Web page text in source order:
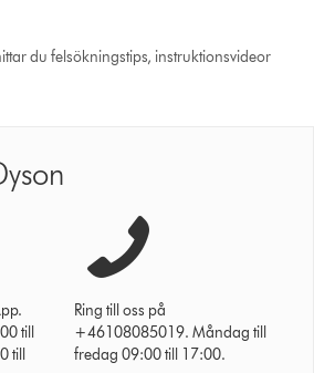
du felsökningstips, instruktionsvideor
till
till
Ring till oss på
+46108085019. Måndag till
fredag 09:00 till 17:00.